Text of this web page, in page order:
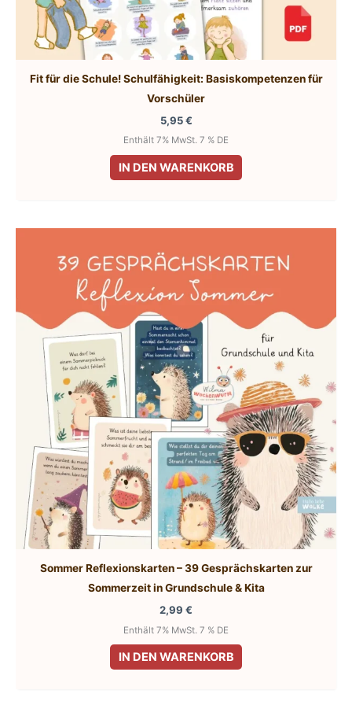
Fit für die Schule! Schulfähigkeit: Basiskompetenzen für
Vorschüler
5,95€
Enthält 7% MwSt. 7 % DE
IN DEN WARENKORB
Sommer Reflexionskarten – 39 Gesprächskarten zur
Sommerzeit in Grundschule & Kita
2,99 €
Enthält 7% MwSt. 7 % DE
IN DEN WARENKORB